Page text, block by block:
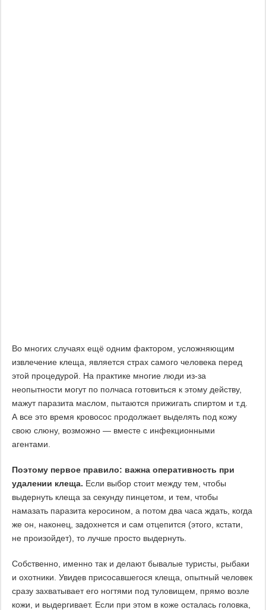
Во многих случаях ещё одним фактором, усложняющим
извлечение клеща, является страх самого человека перед
этой процедурой. На практике многие люди из-за
неопытности могут по полчаса готовиться к этому действу,
мажут паразита маслом, пытаются прижигать спиртом и т.д.
А все это время кровосос продолжает выделять под кожу
свою слюну, возможно — вместе с инфекционными
агентами.
Поэтому первое правило: важна оперативность при
удалении клеща. Если выбор стоит между тем, чтобы
выдернуть клеща за секунду пинцетом, и тем, чтобы
намазать паразита керосином, а потом два часа ждать, когда
же он, наконец, задохнется и сам отцепится (этого, кстати,
не произойдет), то лучше просто выдернуть.
Собственно, именно так и делают бывалые туристы, рыбаки
и охотники. Увидев присосавшегося клеща, опытный человек
сразу захватывает его ногтями под туловищем, прямо возле
кожи, и выдергивает. Если при этом в коже осталась головка,